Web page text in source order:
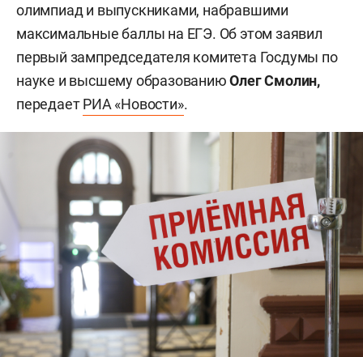
олимпиад и выпускниками, набравшими
максимальные баллы на ЕГЭ. Об этом заявил
первый зампредседателя комитета Госдумы по
науке и высшему образованиюОлег Смолин,
передаетРИА «Новости».